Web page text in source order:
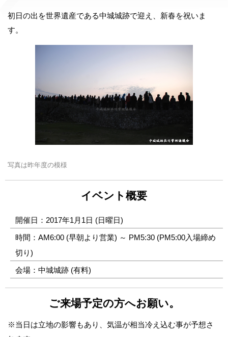
初日の出を世界遺産である中城城跡で迎え、新春を祝いま
す。
写真は昨年度の模様
イベント概要
開催日：2017年1月1日 (日曜日)
時間：AM6:00 (早朝より営業) ～ PM5:30 (PM5:00入場締め
切り)
会場：中城城跡 (有料)
ご来場予定の方へお願い。
※当日は立地の影響もあり、気温が相当冷え込む事が予想さ